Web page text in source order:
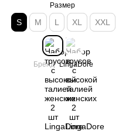
Размер
S M L XL XXL
Бренд LingaDore